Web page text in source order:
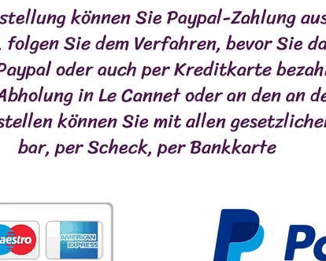
SPÉCIALES VIANDES POISSONS
können Sie Paypal-Zahlung
Sie dem Verfahren, bevor Sie
oder auch per Kreditkarte
in Le Cannet oder an den an
können Sie mit allen
bar, per Scheck, per Bankkarte